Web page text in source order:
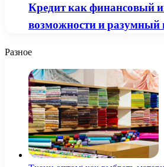
Кредит как финансовый
возможности и разумный
Разное